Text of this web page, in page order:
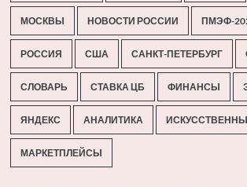
МОСКВЫ НОВОСТИ РОССИИ ПМЭФ-
РОССИЯ США САНКТ-ПЕТЕРБУРГ
СЛОВАРЬ СТАВКА ЦБ ФИНАНСЫ
ЯНДЕКС АНАЛИТИКА
МАРКЕТПЛЕЙСЫ